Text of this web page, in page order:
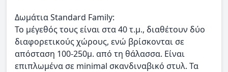
Δωμάτια Standard Family:
Το μέγεθός τους είναι στα 40 τ.μ., διαθέτουν δύο
διαφορετικούς χώρους, ενώ βρίσκονται σε
απόσταση 100-250μ. από τη θάλασσα. Είναι
επιπλωμένα σε minimal σκανδιναβικό στυλ. Τα